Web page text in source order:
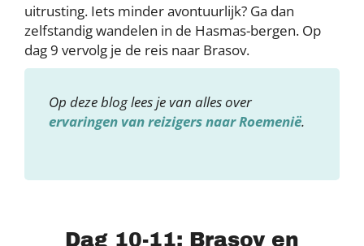
uitrusting. Iets minder avontuurlijk? Ga dan
zelfstandig wandelen in de Hasmas-bergen. Op
dag 9 vervolg je de reis naar Brasov.
Op deze blog lees je van alles over
ervaringen van reizigers naar Roemenië.
Dag 10-11: Brasov en